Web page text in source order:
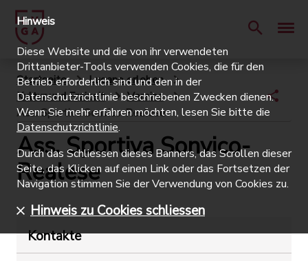
Startseite
Lugano erleben
Kultur und Freizeit
Vereine
Ass. Sportiva Sonvico-Realese
Ass. Sportiva Sonvico-
Realese
Kontakte
Hinweis
Diese Website und die von ihr verwendeten
Drittanbieter-Tools verwenden Cookies, die für den
Betrieb erforderlich sind und den in der
Datenschutzrichtlinie beschriebenen Zwecken dienen.
Wenn Sie mehr erfahren möchten, lesen Sie bitte die
Datenschutzrichtlinie.
Durch das Schliessen dieses Banners, das Scrollen dieser
Seite, das Klicken auf einen Link oder das Fortsetzen der
Navigation stimmen Sie der Verwendung von Cookies zu.
Hinweis zu Cookies schliessen